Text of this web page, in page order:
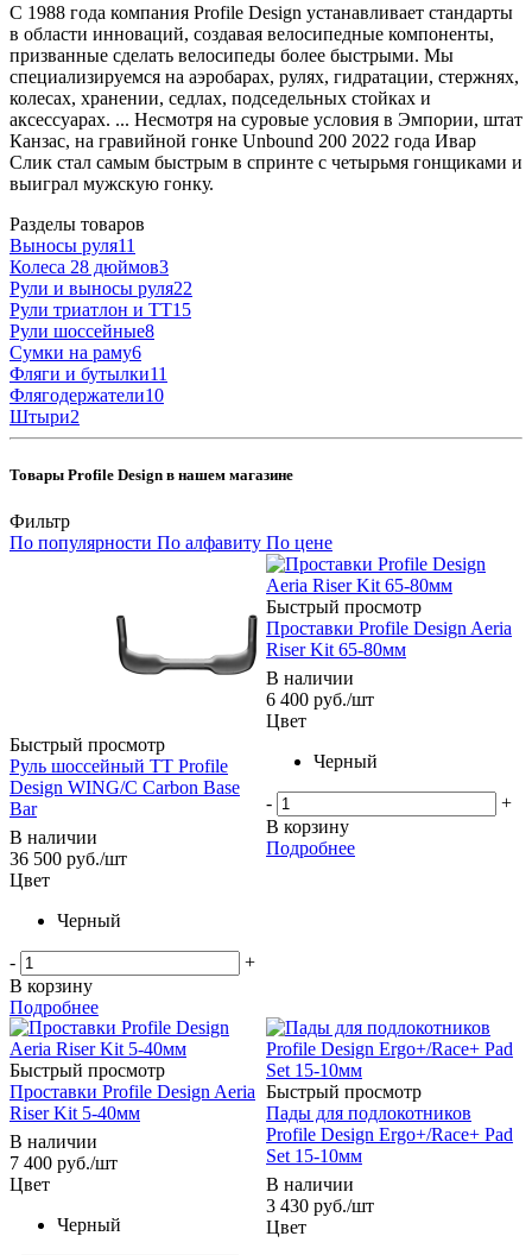
С 1988 года компания Profile Design устанавливает стандарты
в области инноваций, создавая велосипедные компоненты,
призванные сделать велосипеды более быстрыми. Мы
специализируемся на аэробарах, рулях, гидратации, стержнях,
колесах, хранении, седлах, подседельных стойках и
аксессуарах. ... Несмотря на суровые условия в Эмпории, штат
Канзас, на гравийной гонке Unbound 200 2022 года Ивар
Слик стал самым быстрым в спринте с четырьмя гонщиками и
выиграл мужскую гонку.
Разделы товаров
Выносы руля11
Колеса 28 дюймов3
Рули и выносы руля22
Рули триатлон и ТТ15
Рули шоссейные8
Сумки на раму6
Фляги и бутылки11
Флягодержатели10
Штыри2
Товары Profile Design в нашем магазине
Фильтр
По популярности По алфавиту По цене
Быстрый просмотр
Руль шоссейный ТТ Profile
Design WING/С Carbon Base
Bar
В наличии
36 500 руб./шт
Цвет
Черный
-
+
В корзину
Подробнее
Быстрый просмотр
Проставки Profile Design Aeria
Riser Kit 65-80мм
В наличии
6 400 руб./шт
Цвет
Черный
-
+
В корзину
Подробнее
Быстрый просмотр
Проставки Profile Design Aeria
Riser Kit 5-40мм
В наличии
7 400 руб./шт
Цвет
Черный
Быстрый просмотр
Пады для подлокотников
Profile Design Ergo+/Race+ Pad
Set 15-10мм
В наличии
3 430 руб./шт
Цвет